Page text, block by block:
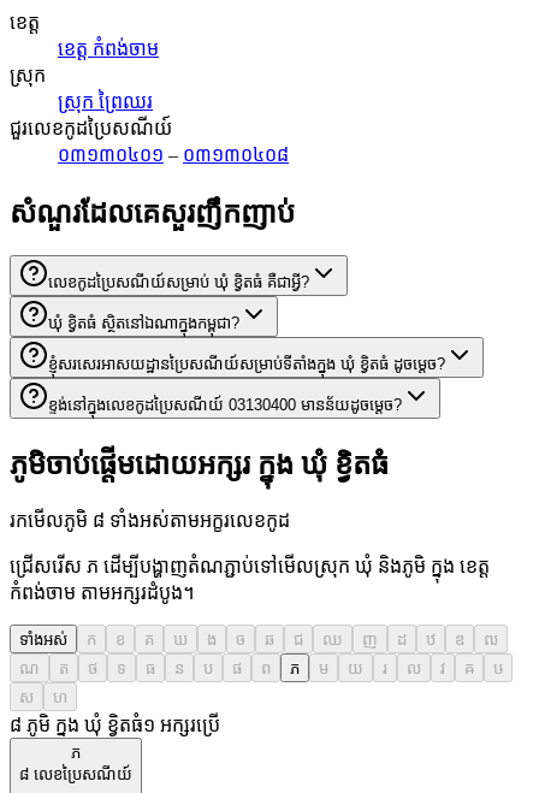
ខេត្ត
ខេត្ត កំពង់ចាម
ស្រុក
ស្រុក ព្រៃឈរ
ជួរលេខកូដប្រៃសណីយ៍
០៣១៣០៤០១ – ០៣១៣០៤០៨
សំណួរដែលគេសួរញឹកញាប់
លេខកូដប្រៃសណីយ៍សម្រាប់ ឃុំ ខ្វិតធំ គឺជាអ្វី?
ឃុំ ខ្វិតធំ ស្ថិតនៅឯណាក្នុងកម្ពុជា?
ខ្ញុំសរសេរអាសយដ្ឋានប្រៃសណីយ៍សម្រាប់ទីតាំងក្នុង ឃុំ ខ្វិតធំ ដូចម្តេច?
ខ្ទង់នៅក្នុងលេខកូដប្រៃសណីយ៍ 03130400 មានន័យដូចម្តេច?
ភូមិចាប់ផ្តើមដោយអក្សរ ក្នុង ឃុំ ខ្វិតធំ
រកមើលភូមិ ៨ ទាំងអស់តាមអក្ខរលេខកូដ
ជ្រើសរើស ភ ដើម្បីបង្ហាញតំណភ្ជាប់ទៅមើលស្រុក ឃុំ និងភូមិ ក្នុង ខេត្ត
កំពង់ចាម តាមអក្សរដំបូង។
ទាំងអស់ ក ខ គ ឃ ង ច ឆ ជ ឈ ញ ដ ឋ ឌ
ឍ
ណ
ត ថ ទ ធ ន ប ផ ព ភ ម យ រ ល វ ឝ
ឞ
ស
ហ
៨ ភូមិ ក្នុង ឃុំ ខ្វិតធំ១ អក្សរប្រើ
ភ
៨ លេខប្រៃសណីយ៍